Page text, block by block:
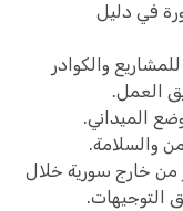
في دليل
والكوادر
العمل.
الميداني.
والسلامة.
من خارج سورية خلال
التوجيهات.